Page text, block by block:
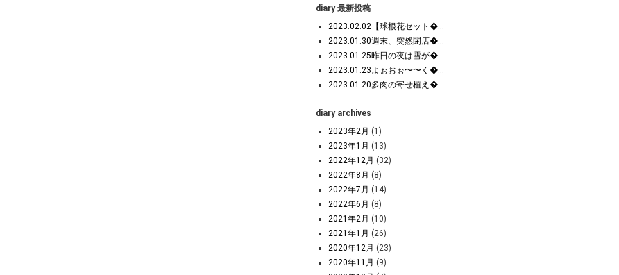
diary 最新投稿
2023.02.02【球根花セット�...
2023.01.30週末、突然閉店�...
2023.01.25昨日の夜は雪が�...
2023.01.23よぉおぉ〜〜く�...
2023.01.20多肉の寄せ植え�...
diary archives
2023年2月 (1)
2023年1月 (13)
2022年12月 (32)
2022年8月 (8)
2022年7月 (14)
2022年6月 (8)
2021年2月 (10)
2021年1月 (26)
2020年12月 (23)
2020年11月 (9)